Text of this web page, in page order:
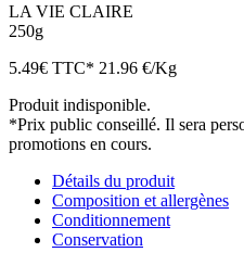
LA VIE CLAIRE
250g
5.49€ TTC* 21.96 €/Kg
Produit indisponible.
*Prix public conseillé. Il sera
promotions en cours.
Détails du produit
Composition et allergènes
Conditionnement
Conservation